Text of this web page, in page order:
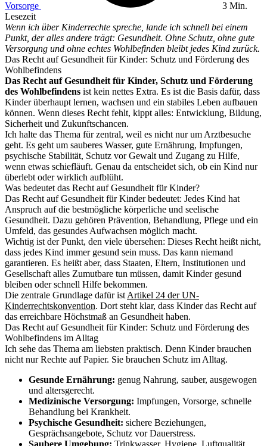
Vorsorge
3 Min.
Lesezeit
Wenn ich über Kinderrechte spreche, lande ich schnell bei einem
Punkt, der alles andere trägt: Gesundheit. Ohne Schutz, ohne gute
Versorgung und ohne echtes Wohlbefinden bleibt jedes Kind zurück.
Das Recht auf Gesundheit für Kinder: Schutz und Förderung des
Wohlbefindens
Das Recht auf Gesundheit für Kinder, Schutz und Förderung
des Wohlbefindens ist kein nettes Extra. Es ist die Basis dafür, dass
Kinder überhaupt lernen, wachsen und ein stabiles Leben aufbauen
können. Wenn dieses Recht fehlt, kippt alles: Entwicklung, Bildung,
Sicherheit und Zukunftschancen.
Ich halte das Thema für zentral, weil es nicht nur um Arztbesuche
geht. Es geht um sauberes Wasser, gute Ernährung, Impfungen,
psychische Stabilität, Schutz vor Gewalt und Zugang zu Hilfe,
wenn etwas schiefläuft. Genau da entscheidet sich, ob ein Kind nur
überlebt oder wirklich aufblüht.
Was bedeutet das Recht auf Gesundheit für Kinder?
Das Recht auf Gesundheit für Kinder bedeutet: Jedes Kind hat
Anspruch auf die bestmögliche körperliche und seelische
Gesundheit. Dazu gehören Prävention, Behandlung, Pflege und ein
Umfeld, das gesundes Aufwachsen möglich macht.
Wichtig ist der Punkt, den viele übersehen: Dieses Recht heißt nicht,
dass jedes Kind immer gesund sein muss. Das kann niemand
garantieren. Es heißt aber, dass Staaten, Eltern, Institutionen und
Gesellschaft alles Zumutbare tun müssen, damit Kinder gesund
bleiben oder schnell Hilfe bekommen.
Die zentrale Grundlage dafür ist Artikel 24 der UN-
Kinderrechtskonvention. Dort steht klar, dass Kinder das Recht auf
das erreichbare Höchstmaß an Gesundheit haben.
Das Recht auf Gesundheit für Kinder: Schutz und Förderung des
Wohlbefindens im Alltag
Ich sehe das Thema am liebsten praktisch. Denn Kinder brauchen
nicht nur Rechte auf Papier. Sie brauchen Schutz im Alltag.
Gesunde Ernährung: genug Nahrung, sauber, ausgewogen
und altersgerecht.
Medizinische Versorgung: Impfungen, Vorsorge, schnelle
Behandlung bei Krankheit.
Psychische Gesundheit: sichere Beziehungen,
Gesprächsangebote, Schutz vor Dauerstress.
Saubere Umgebung: Trinkwasser, Hygiene, Luftqualität,